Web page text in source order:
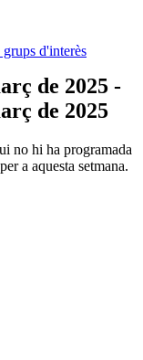
d'interès
de 2025 -
de 2025
no hi ha programada
a aquesta setmana.